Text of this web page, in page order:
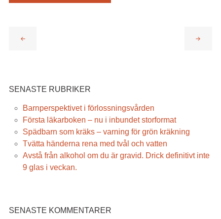
SENASTE RUBRIKER
Barnperspektivet i förlossningsvården
Första läkarboken – nu i inbundet storformat
Spädbarn som kräks – varning för grön kräkning
Tvätta händerna rena med tvål och vatten
Avstå från alkohol om du är gravid. Drick definitivt inte
9 glas i veckan.
SENASTE KOMMENTARER